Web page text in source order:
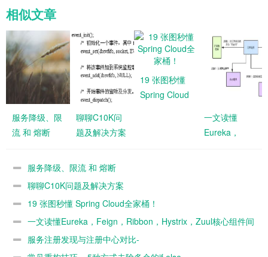
相似文章
服务降级、限
流 和 熔断
聊聊C10K问
题及解决方案
19 张图秒懂
Spring Cloud
一文读懂
Eureka，
服务降级、限流 和 熔断
聊聊C10K问题及解决方案
19 张图秒懂 Spring Cloud全家桶！
一文读懂Eureka，Feign，Ribbon，Hystrix，Zuul核心组件间
的关系服务注册发现与注册中心对比-